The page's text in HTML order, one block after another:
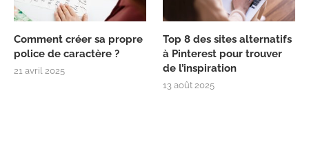
Comment créer sa propre
police de caractère ?
21 avril 2025
Top 8 des sites alternatifs
à Pinterest pour trouver
de l’inspiration
13 août 2025